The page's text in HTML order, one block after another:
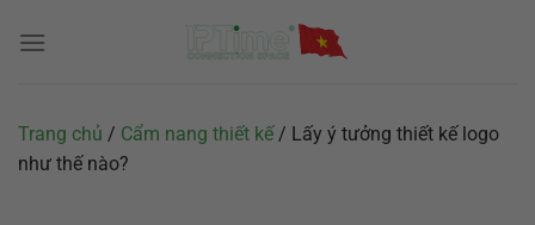
đến
Trang chủ / Cẩm nang thiết kế/ Lấy ý tưởng thiết kế logo
như thế nào?